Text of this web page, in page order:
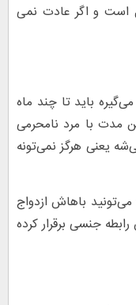
است و اگر عادت نمى
باید تا چند ماه
مدت با مرد نامحرمی
یعنی هرگز نمی‌تونه
باهاش ازدواج
جنسی برقرار کرده